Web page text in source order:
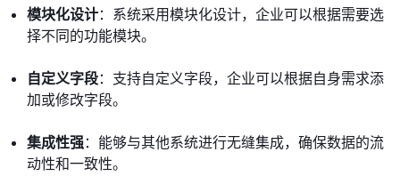
模块化设计：系统采用模块化设计，企业可以根据需要选
择不同的功能模块。
自定义字段：支持自定义字段，企业可以根据自身需求添
加或修改字段。
集成性强：能够与其他系统进行无缝集成，确保数据的流
动性和一致性。